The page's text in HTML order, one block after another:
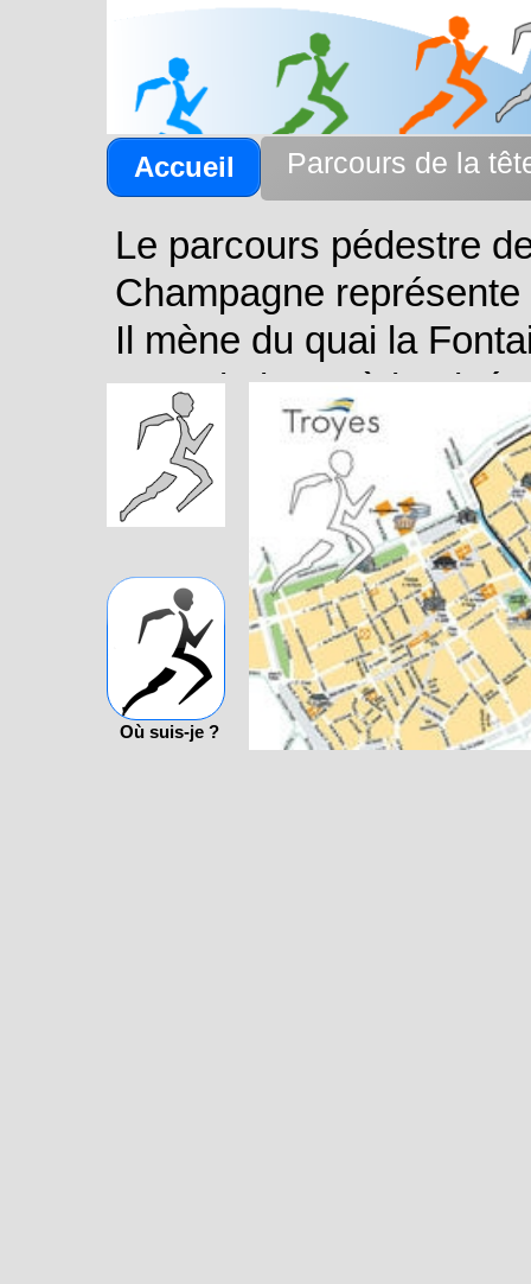
Parcours de la
Accueil
Le parcours pédestre
Champagne
Il mène du quai la
Jacquin jusqu'à
Ce circuit est
Où suis-je ?